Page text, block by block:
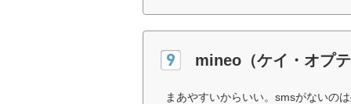
mineo（ケイ・オプ
まあやすいからいい。smsがないの